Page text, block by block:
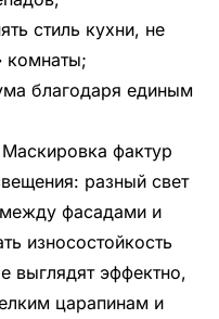
стиль кухни, не
комнаты;
благодаря единым
фактур
разный свет
фасадами и
износостойкость
выглядят эффектно,
царапинам и